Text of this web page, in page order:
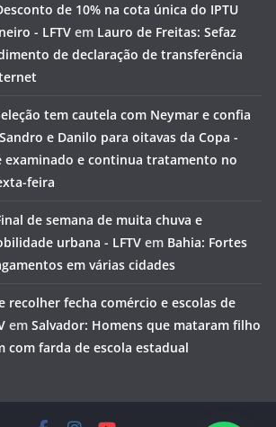
de 10% na cota única do IPTU
- LFTV em Lauro de Freitas: Sefaz
de declaração de transferência
tem cautela com Neymar e confia
e Danilo para oitavas da Copa -
examinado e continua tratamento no
feira
de semana de muita chuva e
urbana - LFTV em Bahia: Fortes
em várias cidades
recolher fecha comércio e escolas de
em Salvador: Homens que mataram filho
com farda de escola estadual